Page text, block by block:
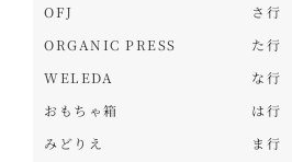
OFJ
ORGANIC PRESS
WELEDA
おもちゃ箱
みどりえ
さ行
た行
な行
は行
ま行